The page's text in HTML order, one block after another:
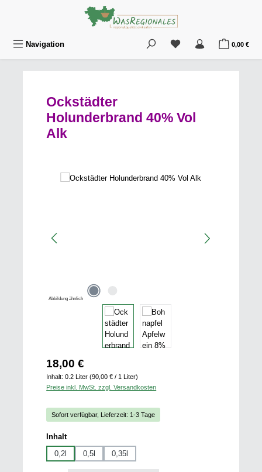
Zum Hauptinhalt springen
Navigation Du hast 0 Produkte
0,00 €
Ockstädter
Holunderbrand 40% Vol
Alk
Bildergalerie überspringen
Abbildung ähnlich
Regulärer Preis:
18,00 €
Inhalt:0.2 Liter(90,00 € / 1 Liter)
Preise inkl. MwSt. zzgl. Versandkosten
Sofort verfügbar, Lieferzeit: 1-3 Tage
Inhaltauswählen
0,2l
0,5l 0,35l